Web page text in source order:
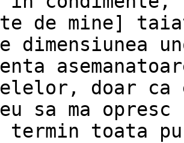
de mine]
dimensiunea
doar
sa ma opresc
termin toata